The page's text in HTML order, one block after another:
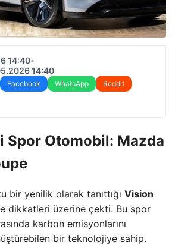
14:40•
14:40
Facebook WhatsApp
Reddit
Spor Otomobil: Mazda
bir yenilik olarak tanıttığı Vision
dikkatleri üzerine çekti. Bu spor
karbon emisyonlarını
bir teknolojiye sahip.